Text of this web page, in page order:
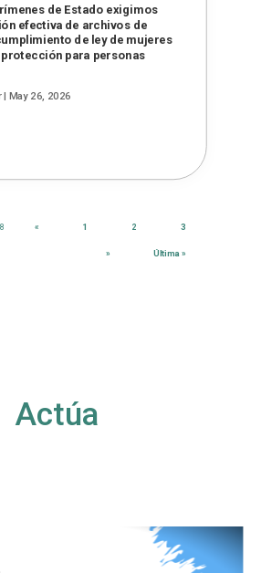
de Estado exigimos
efectiva de archivos de
de ley de mujeres
para personas
| May 26, 2026
« 1 2 3
» Última »
Actúa